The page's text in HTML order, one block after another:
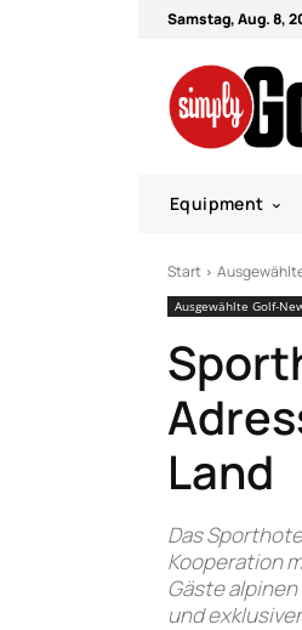
Samstag, Aug. 8,
Equipment
Start
Ausgewählte Golf-
Land
Das
Kooperation
Gäste
und